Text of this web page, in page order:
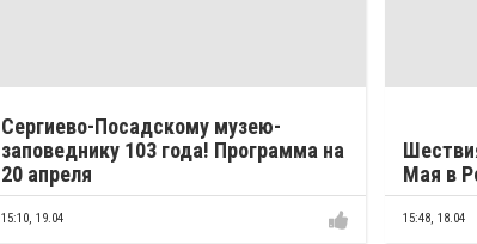
Сергиево-Посадскому музею-
заповеднику 103 года! Программа на
20 апреля
15:10, 19.04
Мая в
15:48, 18.04